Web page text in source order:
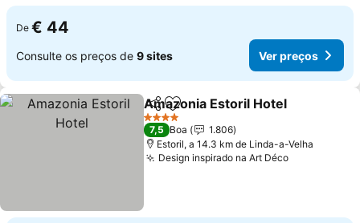
De € 44
Consulte os preços de 9 sites Ver preços
PartilharAdicionar aos favoritos
Amazonia Estoril Hotel
4 Estrelas
7,5 Boa
1.806
Estoril, a 14.3 km de Linda-a-Velha
Design inspirado na Art Déco